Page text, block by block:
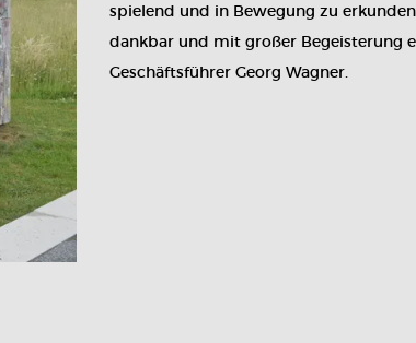
spielend und in Bewegung zu
dankbar und mit großer Begeisterung
Geschäftsführer Georg Wagner.